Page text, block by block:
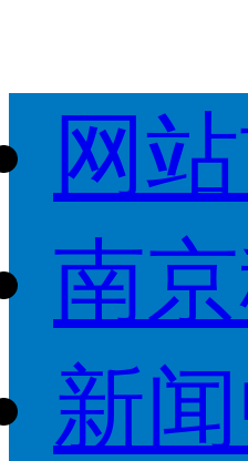
网
南
新